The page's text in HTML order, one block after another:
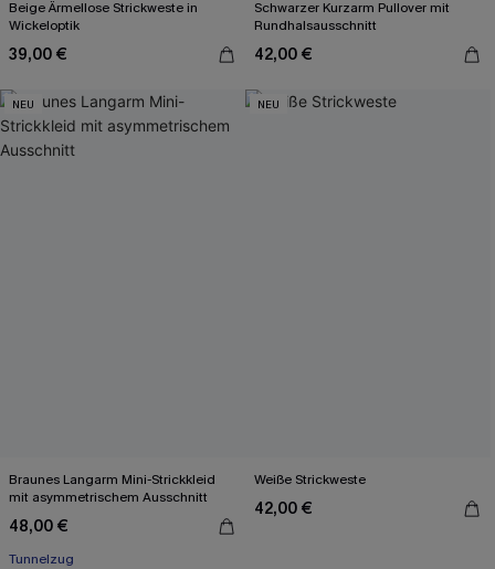
Beige Ärmellose Strickweste in
Wickeloptik
39,00 €
Schwarzer Kurzarm Pullover mit
Rundhalsausschnitt
42,00 €
NEU
Braunes Langarm Mini-Strickkleid
mit asymmetrischem Ausschnitt
48,00 €
Tunnelzug
NEU
Weiße Strickweste
42,00 €